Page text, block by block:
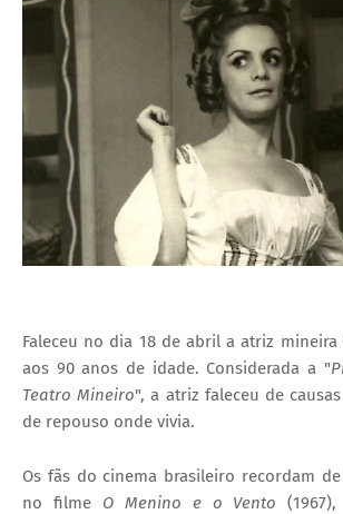
I
Faleceu no dia 18 de abril a atriz mineira
aos 90 anos de idade. Considerada a "
Teatro Mineiro", a atriz faleceu de
de repouso onde vivia.
Os fãs do cinema brasileiro recordam de
no filme O Menino e o Vento